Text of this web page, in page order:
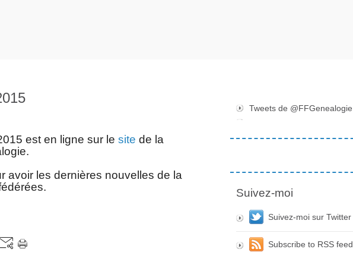
est en ligne sur le site de la
avoir les dernières nouvelles de la
Tweets de @FFGenealogie
Suivez-moi
Suivez-moi sur Twitter
Subscribe to RSS feed